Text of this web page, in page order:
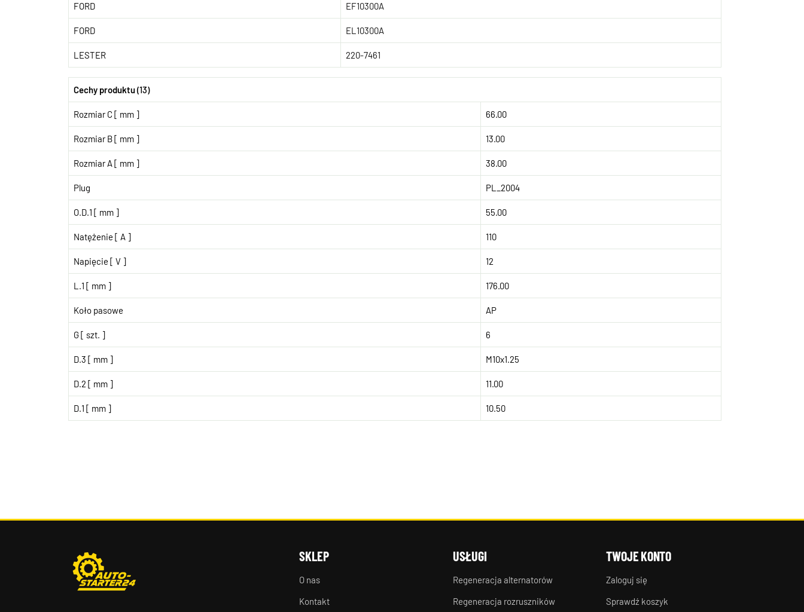
FORD EF10300A
FORD EL10300A
LESTER 220-7461
Cechy produktu(13)
Rozmiar C [ mm ] 66.00
Rozmiar B [ mm ] 13.00
Rozmiar A [ mm ] 38.00
Plug PL_2004
O.D.1 [ mm ] 55.00
Natężenie [ A ] 110
Napięcie [ V ] 12
L.1 [ mm ] 176.00
Koło pasowe AP
G [ szt. ] 6
D.3 [ mm ] M10x1.25
D.2 [ mm ] 11.00
D.1 [ mm ] 10.50
SKLEP
O nas
Kontakt
USŁUGI
Regeneracja alternatorów
Regeneracja rozruszników
TWOJE KONTO
Zaloguj się
Sprawdź koszyk